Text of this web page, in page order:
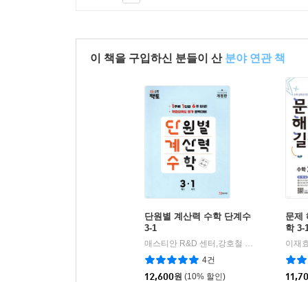
이 책을 구입하신 분들이 산 분야 연관 책
단원별 계산력 수학 단계수
3-1
매스티안 R&D 센터,강호철 공저
매스티안
4건
12,600원 (10% 할인)
문제
학 3-
이재